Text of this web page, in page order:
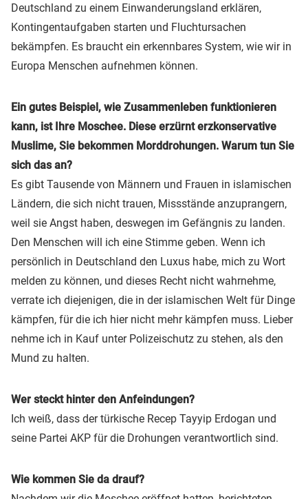
Deutschland zu einem Einwanderungsland erklären,
Kontingentaufgaben starten und Fluchtursachen
bekämpfen. Es braucht ein erkennbares System, wie wir in
Europa Menschen aufnehmen können.
Ein gutes Beispiel, wie Zusammenleben funktionieren
kann, ist Ihre Moschee. Diese erzürnt erzkonservative
Muslime, Sie bekommen Morddrohungen. Warum tun Sie
sich das an?
Es gibt Tausende von Männern und Frauen in islamischen
Ländern, die sich nicht trauen, Missstände anzuprangern,
weil sie Angst haben, deswegen im Gefängnis zu landen.
Den Menschen will ich eine Stimme geben. Wenn ich
persönlich in Deutschland den Luxus habe, mich zu Wort
melden zu können, und dieses Recht nicht wahrnehme,
verrate ich diejenigen, die in der islamischen Welt für Dinge
kämpfen, für die ich hier nicht mehr kämpfen muss. Lieber
nehme ich in Kauf unter Polizeischutz zu stehen, als den
Mund zu halten.
Wer steckt hinter den Anfeindungen?
Ich weiß, dass der türkische Recep Tayyip Erdogan und
seine Partei AKP für die Drohungen verantwortlich sind.
Wie kommen Sie da drauf?